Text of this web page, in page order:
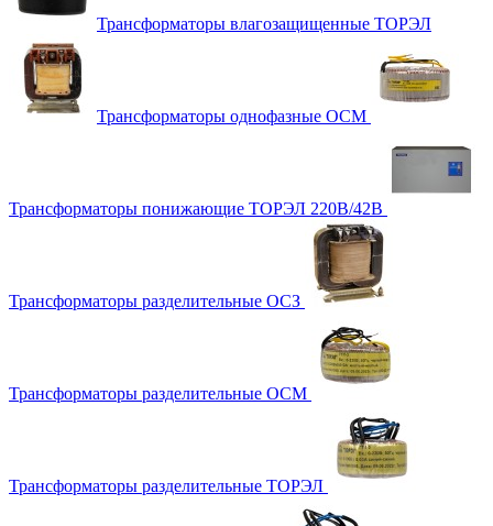
Трансформаторы влагозащищенные ТОРЭЛ
Трансформаторы однофазные ОСМ
Трансформаторы понижающие ТОРЭЛ 220В/42В
Трансформаторы разделительные ОСЗ
Трансформаторы разделительные ОСМ
Трансформаторы разделительные ТОРЭЛ